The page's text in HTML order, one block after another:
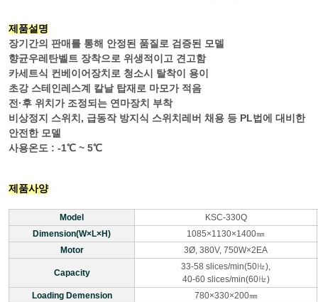
제품설명
장기간의 판매를 통해 안정된 품질로 검증된 모델
향균우레탄벨트 장착으로 위생적이고 견고함
카세트식 컨베이어장치로 청소시 탈착이 용이
초강 스테인레스계 칼날 탑재로 마모가 적음
전·후 위치가 조정되는 연마장치 부착
비상정지 스위치, 급동작 방지식 스위치레버 채용 등 PL법에 대비한
안전한 모델
사용온도 : -1℃ ~ 5℃
제품사양
Model
KSC-330Q
Dimension(W×L×H)
1085×1130×1400㎜
Motor
3Ø, 380V, 750W×2EA
Capacity
33-58 slices/min(50㎐),
40-60 slices/min(60㎐)
Loading Demension
780×330×200㎜